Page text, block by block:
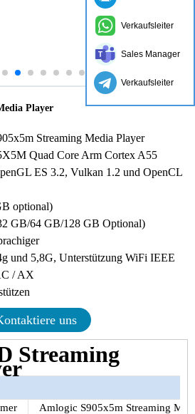
Player
Streaming Media Player
Quad Core Arm Cortex A55
ES 3.2, Vulkan 1.2 und OpenCL
optional)
GB/64 GB/128 GB Optional)
und 5,8G, Unterstützung WiFi IEEE
/ AX
uns
Streaming
Amlogic S905x5m Streaming
Verkaufsleiter
Sales Manager
Verkaufsleiter